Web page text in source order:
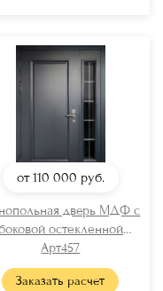
от 110 000 руб.
дверь МДФ с
остекленной
вставкой
Арт457
Заказать расчет